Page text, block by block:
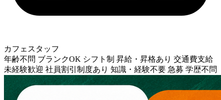
カフェスタッフ
年齢不問 ブランクOK シフト制 昇給・昇格あり 交通費支給
未経験歓迎 社員割引制度あり 知識・経験不要 急募 学歴不問